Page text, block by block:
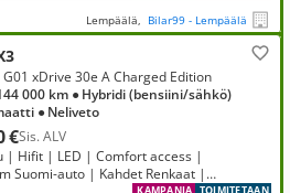
Lempäälä, Bilar99 - Lempäälä
€Sis. ALV
G01 xDrive 30e A Charged Edition
000 km ● Hybridi (bensiini/sähkö)
● Neliveto
| Hifit | LED | Comfort access |
Suomi-auto | Kahdet Renkaat |